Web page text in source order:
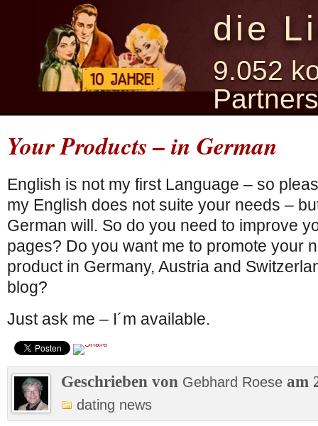
die
9.052
Your Products – in German
English is not my first Language – so
my English does not suite your needs –
German will. So do you need to improve
pages? Do you want me to promote your
product in Germany, Austria and
blog?
Just ask me – I´m available.
Geschrieben von Gebhard Roese am
dating news